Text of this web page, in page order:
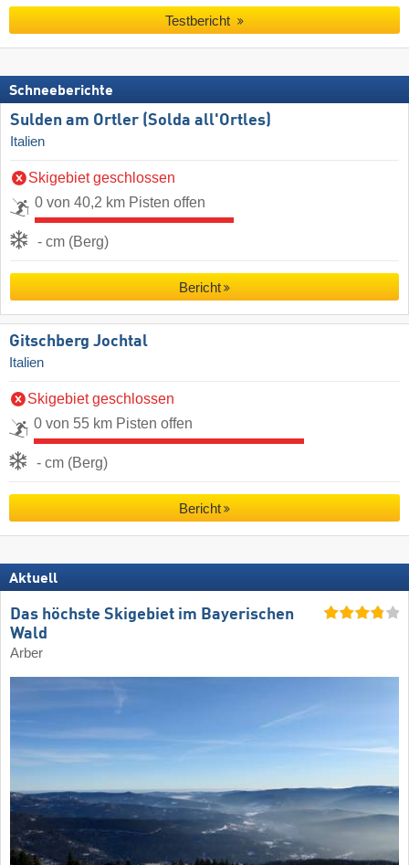
Testbericht
Schneeberichte
Sulden am Ortler (Solda all'Ortles)
Italien
Skigebiet geschlossen
0 von 40,2 km Pisten offen
- cm (Berg)
Bericht
Gitschberg Jochtal
Italien
Skigebiet geschlossen
0 von 55 km Pisten offen
- cm (Berg)
Bericht
Aktuell
Das höchste Skigebiet im Bayerischen
Wald
Arber